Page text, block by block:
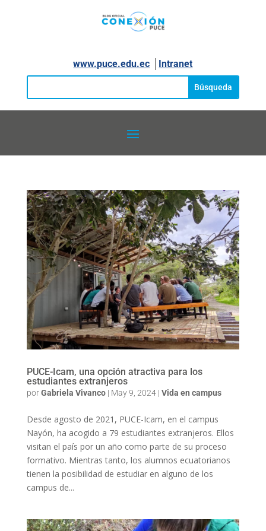
www.puce.edu.ec Intranet
PUCE-Icam, una opción atractiva para los
estudiantes extranjeros
porGabriela Vivanco| May 9, 2024| Vida en campus
Desde agosto de 2021, PUCE-Icam, en el campus
Nayón, ha acogido a 79 estudiantes extranjeros. Ellos
visitan el país por un año como parte de su proceso
formativo. Mientras tanto, los alumnos ecuatorianos
tienen la posibilidad de estudiar en alguno de los
campus de...